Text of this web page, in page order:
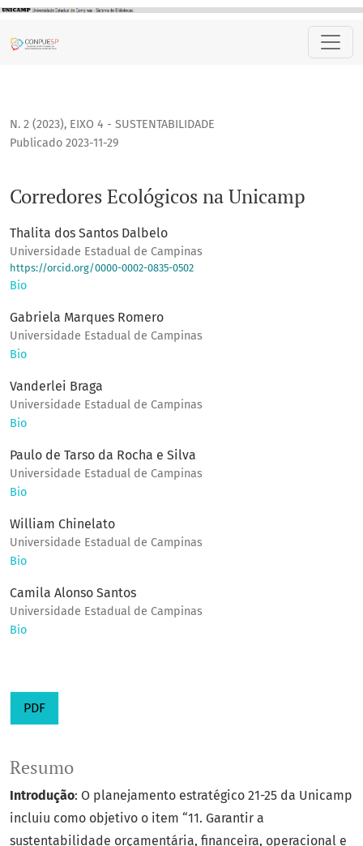
N. 2 (2023), EIXO 4 - SUSTENTABILIDADE
Corredores Ecológicos na Unicamp
Publicado 2023-11-29
Thalita dos Santos Dalbelo
Universidade Estadual de Campinas
https://orcid.org/0000-0002-0835-0502
Bio
Gabriela Marques Romero
Universidade Estadual de Campinas
Bio
Vanderlei Braga
Universidade Estadual de Campinas
Bio
Paulo de Tarso da Rocha e Silva
Universidade Estadual de Campinas
Bio
William Chinelato
Universidade Estadual de Campinas
Bio
Camila Alonso Santos
Universidade Estadual de Campinas
Bio
PDF
Resumo
Introdução: O planejamento estratégico 21-25 da Unicamp
incluiu como objetivo o item “11. Garantir a
sustentabilidade orçamentária, financeira, operacional e